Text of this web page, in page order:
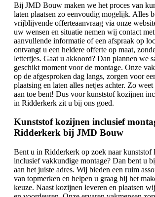
Bij JMD Bouw maken we het proces van
laten plaatsen zo eenvoudig mogelijk. Alles
vrijblijvende offerteaanvraag via onze
uw wensen en situatie nemen wij contact
aanvullende informatie of een afspraak op
ontvangt u een heldere offerte op maat,
lettertjes. Gaat u akkoord? Dan plannen we
geschikt moment voor de montage. Onze
op de afgesproken dag langs, zorgen voor
plaatsing en laten alles netjes achter. Zo
aan toe bent! Dus voor kunststof kozijnen
in Ridderkerk zit u bij ons goed.
Kunststof kozijnen inclusief
Ridderkerk bij JMD Bouw
Bent u in Ridderkerk op zoek naar kunststof
inclusief vakkundige montage? Dan bent u
aan het juiste adres. Wij bieden een ruim
van topmerken en helpen u graag bij het
keuze. Naast kozijnen leveren en plaatsen